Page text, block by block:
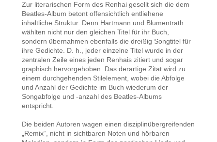
Zur literarischen Form des Renhai gesellt sich die dem
Beatles-Album betont offensichtlich entliehene
inhaltliche Struktur. Denn Hartmann und Blumentrath
wählten nicht nur den gleichen Titel für ihr Buch,
sondern übernahmen ebenfalls die dreißig Songtitel für
ihre Gedichte. D. h., jeder einzelne Titel wurde in der
zentralen Zeile eines jeden Renhais zitiert und sogar
graphisch hervorgehoben. Das derartige Zitat wird zu
einem durchgehenden Stilelement, wobei die Abfolge
und Anzahl der Gedichte im Buch wiederum der
Songabfolge und -anzahl des Beatles-Albums
entspricht.
Die beiden Autoren wagen einen disziplinübergreifenden
„Remix“, nicht in sichtbaren Noten und hörbaren